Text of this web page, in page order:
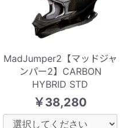
MadJumper2【マッドジャ
ンパー2】CARBON
HYBRID STD
￥38,280